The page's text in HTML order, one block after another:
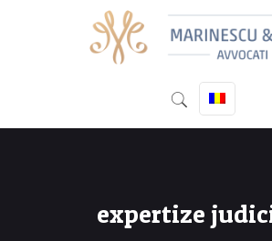
expertize